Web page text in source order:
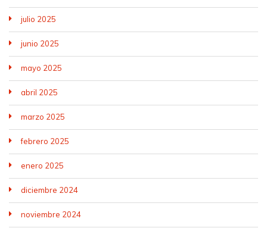
julio 2025
junio 2025
mayo 2025
abril 2025
marzo 2025
febrero 2025
enero 2025
diciembre 2024
noviembre 2024